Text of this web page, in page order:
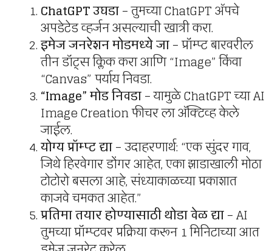
ChatGPT उघडा– तुमच्या ChatGPT अ‍ॅपचे
अपडेटेड व्हर्जन असल्याची खात्री करा.
इमेज जनरेशन मोडमध्ये जा– प्रॉम्प्ट बारवरील
तीन डॉट्स क्लिक करा आणि “Image” किंवा
“Canvas” पर्याय निवडा.
“Image” मोड निवडा– यामुळे ChatGPT च्या AI
Image Creation फीचर ला अ‍ॅक्टिव्ह केले
जाईल.
योग्य प्रॉम्प्ट द्या– उदाहरणार्थ: “एक सुंदर गाव,
जिथे हिरवेगार डोंगर आहेत, एका झाडाखाली मोठा
टोटोरो बसला आहे, संध्याकाळच्या प्रकाशात
काजवे चमकत आहेत.”
प्रतिमा तयार होण्यासाठी थोडा वेळ द्या– AI
तुमच्या प्रॉम्प्टवर प्रक्रिया करून 1 मिनिटाच्या आत